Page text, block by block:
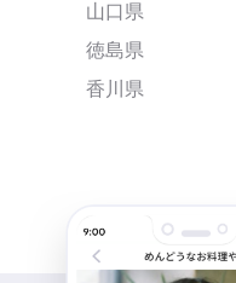
山口県
徳島県
香川県